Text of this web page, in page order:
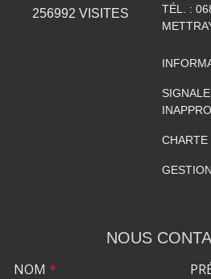
256992 VISITES TÉL. :
CHARTE
NOUS
NOM *